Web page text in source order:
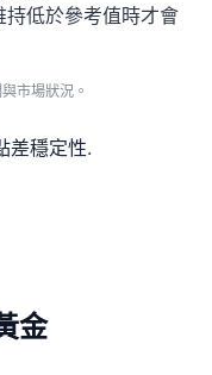
低於參考值時才會
市場狀況。
差穩定性.
金